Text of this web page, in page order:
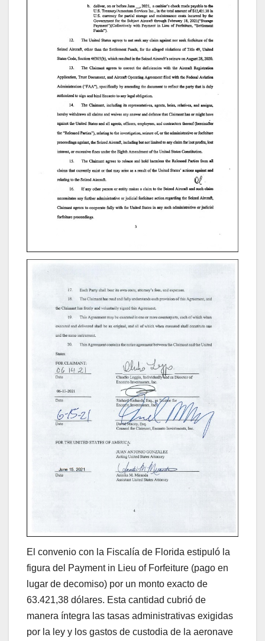
El convenio con la Fiscalía de Florida estipuló la
figura del Payment in Lieu of Forfeiture (pago en
lugar de decomiso) por un monto exacto de
63.421,38 dólares. Esta cantidad cubrió de
manera íntegra las tasas administrativas exigidas
por la ley y los gastos de custodia de la aeronave